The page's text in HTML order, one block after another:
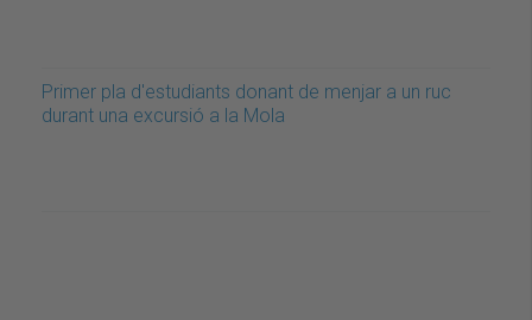
Primer pla d'estudiants donant de menjar a un ruc
durant una excursió a la Mola